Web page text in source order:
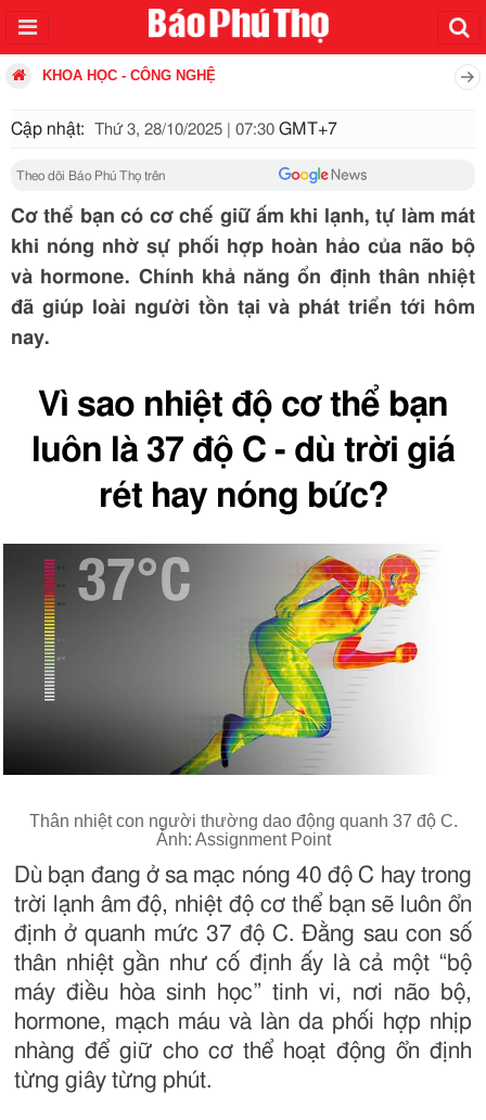
KHOA HỌC - CÔNG NGHỆ
Cập nhật: Thứ 3, 28/10/2025 | 07:30 GMT+7
Theo dõi Báo Phú Thọ trên
Cơ thể bạn có cơ chế giữ ấm khi lạnh, tự làm mát
khi nóng nhờ sự phối hợp hoàn hảo của não bộ
và hormone. Chính khả năng ổn định thân nhiệt
đã giúp loài người tồn tại và phát triển tới hôm
nay.
Vì sao nhiệt độ cơ thể bạn
luôn là 37 độ C - dù trời giá
rét hay nóng bức?
Thân nhiệt con người thường dao động quanh 37 độ C.
Ảnh: Assignment Point
Dù bạn đang ở sa mạc nóng 40 độ C hay trong
trời lạnh âm độ, nhiệt độ cơ thể bạn sẽ luôn ổn
định ở quanh mức 37 độ C. Đằng sau con số
thân nhiệt gần như cố định ấy là cả một “bộ
máy điều hòa sinh học” tinh vi, nơi não bộ,
hormone, mạch máu và làn da phối hợp nhịp
nhàng để giữ cho cơ thể hoạt động ổn định
từng giây từng phút.